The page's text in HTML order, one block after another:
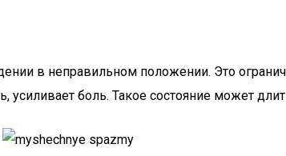
в неправильном положении. Это
боль. Такое состояние может